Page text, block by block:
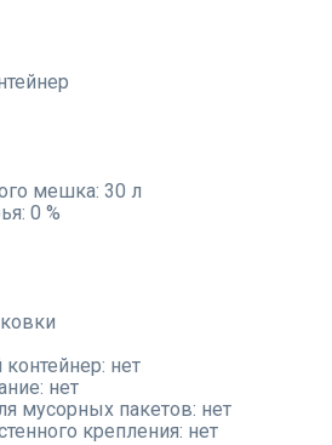
мешка: 30 л
0 %
нет
нет
мусорных пакетов: нет
крепления: нет